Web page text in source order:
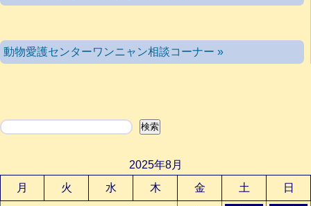
動物愛護センターワンニャン相談コーナー »
検索 検索
2025年8月
月
火 水 木 金 土 日